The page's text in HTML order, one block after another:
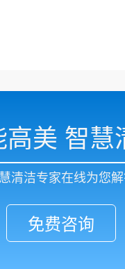
高美 智慧
清洁专家在线为您
免费咨询